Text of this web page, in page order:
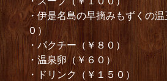
・伊是名島の早摘みもずくの
０）
・パクチー（￥８０）
・温泉卵（￥６０）
・ドリンク（￥１５０）